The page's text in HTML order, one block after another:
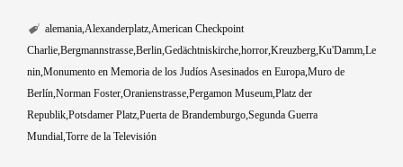
alemania Alexanderplatz American Checkpoint
Charlie Bergmannstrasse Berlin Gedächtniskirche horror Kreuzberg Ku'Damm Le
nin Monumento en Memoria de los Judíos Asesinados en Europa Muro de
Berlín Norman Foster Oranienstrasse Pergamon Museum Platz der
Republik Potsdamer Platz Puerta de Brandemburgo Segunda Guerra
Mundial Torre de la Televisión